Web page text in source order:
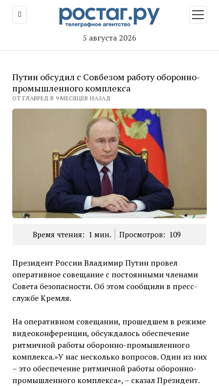
5 августа 2026
меню
Путин обсудил с Совбезом работу оборонно-
промышленного комплекса
ОТ ГЛАВРЕД В 9 МЕСЯЦЕВ НАЗАД
Время чтения: 1 мин. Просмотров: 109
Президент России Владимир Путин провел
оперативное совещание с постоянными членами
Совета безопасности. Об этом сообщили в пресс-
службе Кремля.
На оперативном совещании, прошедшем в режиме
видеоконференции, обсуждалось обеспечение
ритмичной работы оборонно-промышленного
комплекса.»У нас несколько вопросов. Один из них
– это обеспечение ритмичной работы оборонно-
промышленного комплекса», – сказал Президент.